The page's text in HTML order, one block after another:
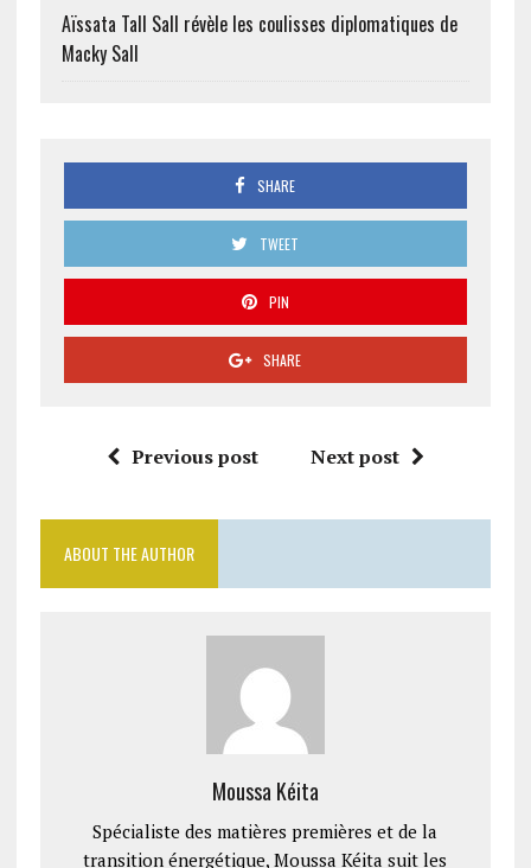
Aïssata Tall Sall révèle les coulisses diplomatiques de
Macky Sall
SHARE
TWEET
PIN
SHARE
Previous post Next post
ABOUT THE AUTHOR
Moussa Kéita
Spécialiste des matières premières et de la
transition énergétique, Moussa Kéita suit les